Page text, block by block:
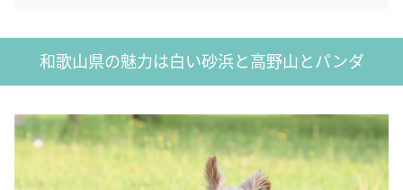
和歌山県の魅力は白い砂浜と高野山とパンダ